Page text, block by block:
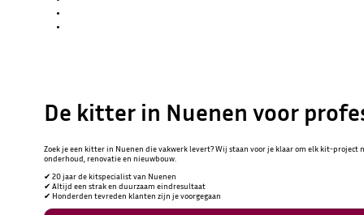
De kitter in Nuenen voor
Zoek je een kitter in Nuenen die vakwerk levert? Wij staan voor je klaar om elk kit-
onderhoud, renovatie en nieuwbouw.
✔︎ 20 jaar de kitspecialist van Nuenen
✔︎ Altijd een strak en duurzaam eindresultaat
✔︎ Honderden tevreden klanten zijn je voorgegaan